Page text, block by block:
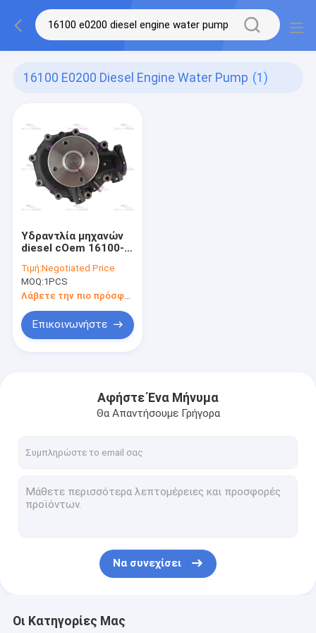
16100 E0200 Diesel Engine Water Pump (1)
Υδραντλία μηχανών
diesel cOem 16100-
HINO J08C
Τιμή:Negotiated Price
MOQ:1PCS
Λάβετε την πιο πρόσφατη τιμή
Επικοινωνήστε
Αφήστε Ένα Μήνυμα
Θα Απαντήσουμε Γρήγορα
Να συνεχίσει
Οι Κατηγορίες Μας